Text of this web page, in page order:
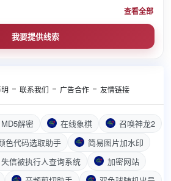
查看全部
我要提供线索
联系我们 广告合作 友情链接
MD5解密 在线象棋
召唤神龙2
色代码选取助手
简易图片加水印
失信被执行人查询系统
加密网站